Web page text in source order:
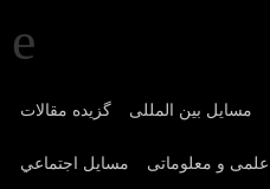
گزیده مقالات مسایل بین المللی
مسايل اجتماعي علمی و معلوماتی